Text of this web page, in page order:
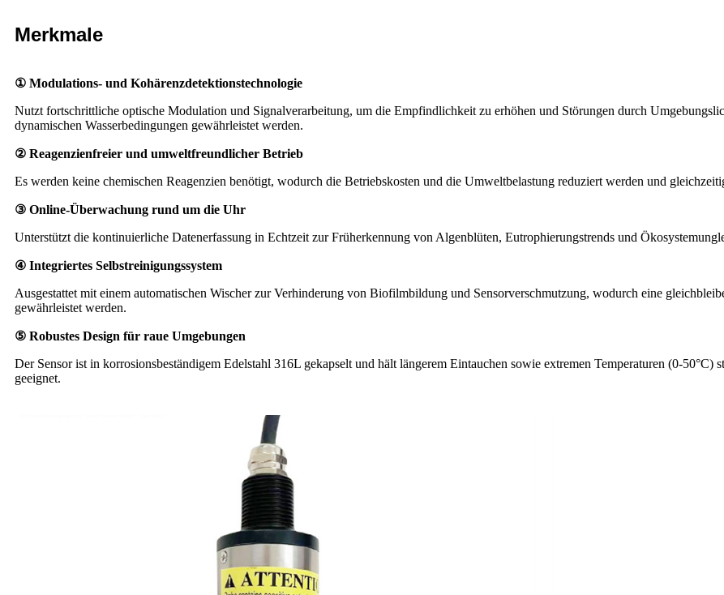
Merkmale
① Modulations- und Kohärenzdetektionstechnologie
Nutzt fortschrittliche optische Modulation und Signalverarbeitung, um die Empfindlichkeit zu erhöhen und Störungen durch
dynamischen Wasserbedingungen gewährleistet werden.
② Reagenzienfreier und umweltfreundlicher Betrieb
Es werden keine chemischen Reagenzien benötigt, wodurch die Betriebskosten und die Umweltbelastung reduziert werden und
③ Online-Überwachung rund um die Uhr
Unterstützt die kontinuierliche Datenerfassung in Echtzeit zur Früherkennung von Algenblüten, Eutrophierungstrends und
④ Integriertes Selbstreinigungssystem
Ausgestattet mit einem automatischen Wischer zur Verhinderung von Biofilmbildung und Sensorverschmutzung, wodurch eine
gewährleistet werden.
⑤ Robustes Design für raue Umgebungen
Der Sensor ist in korrosionsbeständigem Edelstahl 316L gekapselt und hält längerem Eintauchen sowie extremen Temperaturen (0-
geeignet.